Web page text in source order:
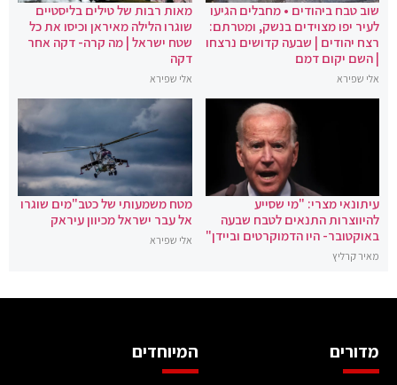
שוב טבח ביהודים • מחבלים הגיעו
לעיר יפו מצוידים בנשק, ומטרתם:
רצח יהודים | שבעה קדושים נרצחו
| השם יקום דמם
אלי שפירא
מאות רבות של טילים בליסטיים
שוגרו הלילה מאיראן וכיסו את כל
שטח ישראל | מה קרה- דקה אחר
דקה
אלי שפירא
עיתונאי מצרי: "מי שסייע
להיווצרות התנאים לטבח שבעה
באוקטובר- היו הדמוקרטים וביידן"
מאיר קרליץ
מטח משמעותי של כטב"מים שוגרו
אל עבר ישראל מכיוון עיראק
אלי שפירא
מדורים המיוחדים